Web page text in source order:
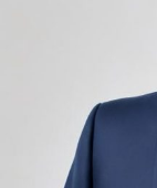
adiacent
nemulțumiri
chiar și la
locație. De
drept sursa
de spațiu